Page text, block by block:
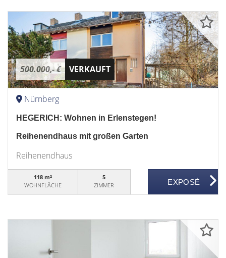
500.000,- € VERKAUFT
Nürnberg
HEGERICH: Wohnen in Erlenstegen!
Reihenendhaus mit großen Garten
Reihenendhaus
118 m²
WOHNFLÄCHE
5
ZIMMER